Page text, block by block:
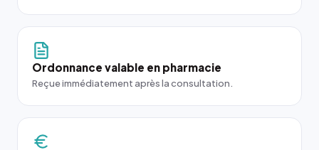
Ordonnance valable en pharmacie
Reçue immédiatement après la consultation.